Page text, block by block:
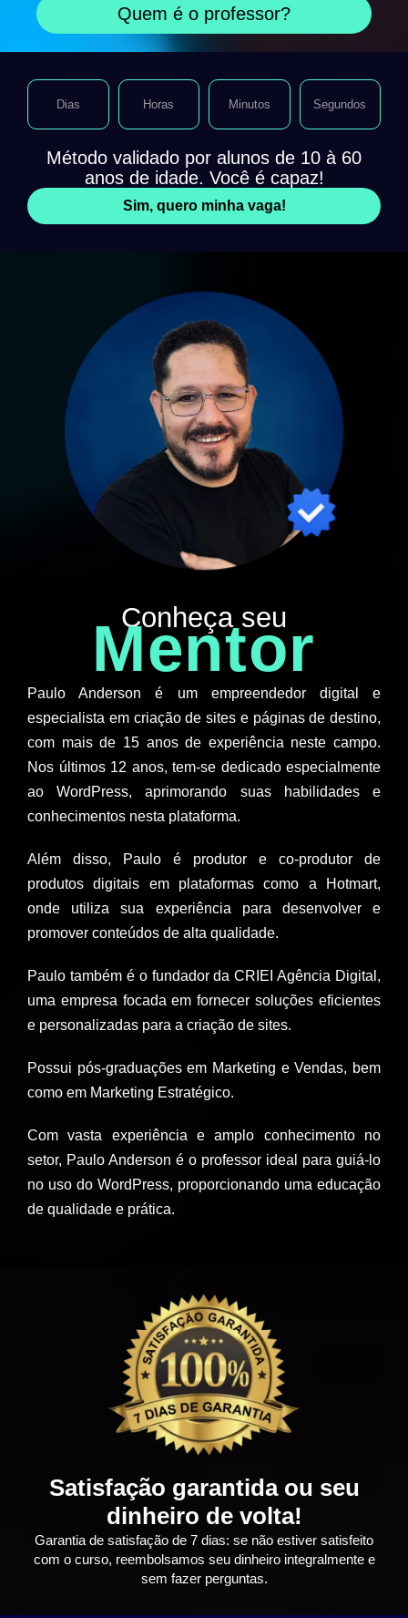
Quem é o professor?
Método validado por alunos de 10 à 60
anos de idade. Você é capaz!
Sim, quero minha vaga!
Dias Horas Minutos Segundos
Conheça seu
Mentor
Paulo Anderson é um empreendedor digital e
especialista em criação de sites e páginas de destino,
com mais de 15 anos de experiência neste campo.
Nos últimos 12 anos, tem-se dedicado especialmente
ao WordPress, aprimorando suas habilidades e
conhecimentos nesta plataforma.
Além disso, Paulo é produtor e co-produtor de
produtos digitais em plataformas como a Hotmart,
onde utiliza sua experiência para desenvolver e
promover conteúdos de alta qualidade.
Paulo também é o fundador da CRIEI Agência Digital,
uma empresa focada em fornecer soluções eficientes
e personalizadas para a criação de sites.
Possui pós-graduações em Marketing e Vendas, bem
como em Marketing Estratégico.
Com vasta experiência e amplo conhecimento no
setor, Paulo Anderson é o professor ideal para guiá-lo
no uso do WordPress, proporcionando uma educação
de qualidade e prática.
Satisfação garantida ou seu
dinheiro de volta!
Garantia de satisfação de 7 dias: se não estiver satisfeito
com o curso, reembolsamos seu dinheiro integralmente e
sem fazer perguntas.